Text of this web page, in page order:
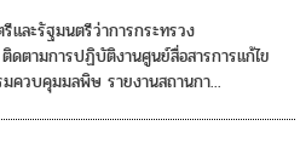
ละรัฐมนตรีว่าการกระทรวง
ดตามการปฏิบัติงานศูนย์สื่อสารการแก้ไข
วบคุมมลพิษ รายงานสถานกา...